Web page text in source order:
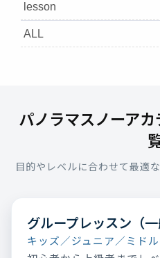
lesson
ALL
パノラマスノーア
目的やレベルに合わせて最適
グループレッスン（一
キッズ／ジュニア／ミド